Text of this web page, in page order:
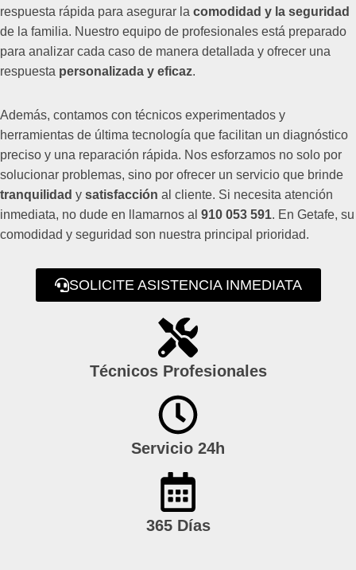
respuesta rápida para asegurar la comodidad y la seguridad
de la familia. Nuestro equipo de profesionales está preparado
para analizar cada caso de manera detallada y ofrecer una
respuesta personalizada y eficaz.
Además, contamos con técnicos experimentados y
herramientas de última tecnología que facilitan un diagnóstico
preciso y una reparación rápida. Nos esforzamos no solo por
solucionar problemas, sino por ofrecer un servicio que brinde
tranquilidad y satisfacción al cliente. Si necesita atención
inmediata, no dude en llamarnos al 910 053 591. En Getafe, su
comodidad y seguridad son nuestra principal prioridad.
SOLICITE ASISTENCIA INMEDIATA
Técnicos Profesionales
Servicio 24h
365 Días